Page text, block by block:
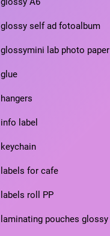
glossy self ad fotoalbum
glossymini lab photo paper
glue
hangers
info label
keychain
labels for cafe
labels roll PP
laminating pouches glossy